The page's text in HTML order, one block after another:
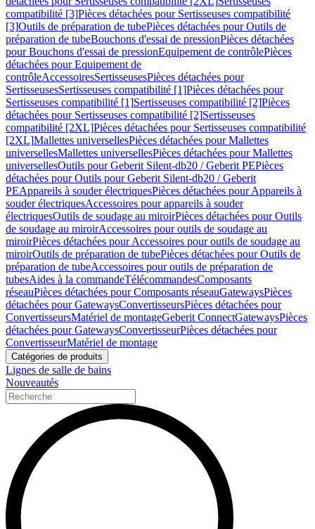
compatibilité [3]Pièces détachées pour Sertisseuses compatibilité
[3]Outils de préparation de tubePièces détachées pour Outils de
préparation de tubeBouchons d'essai de pressionPièces détachées
pour Bouchons d'essai de pressionEquipement de contrôlePièces
détachées pour Equipement de
contrôleAccessoiresSertisseusesPièces détachées pour
SertisseusesSertisseuses compatibilité [1]Pièces détachées pour
Sertisseuses compatibilité [1]Sertisseuses compatibilité [2]Pièces
détachées pour Sertisseuses compatibilité [2]Sertisseuses
compatibilité [2XL]Pièces détachées pour Sertisseuses compatibilité
[2XL]Mallettes universellesPièces détachées pour Mallettes
universellesMallettes universellesPièces détachées pour Mallettes
universellesOutils pour Geberit Silent-db20 / Geberit PEPièces
détachées pour Outils pour Geberit Silent-db20 / Geberit
PEAppareils à souder électriquesPièces détachées pour Appareils à
souder électriquesAccessoires pour appareils à souder
électriquesOutils de soudage au miroirPièces détachées pour Outils
de soudage au miroirAccessoires pour outils de soudage au
miroirPièces détachées pour Accessoires pour outils de soudage au
miroirOutils de préparation de tubePièces détachées pour Outils de
préparation de tubeAccessoires pour outils de préparation de
tubesAides à la commandeTélécommandesComposants
réseauPièces détachées pour Composants réseauGatewaysPièces
détachées pour GatewaysConvertisseursPièces détachées pour
ConvertisseursMatériel de montageGeberit ConnectGatewaysPièces
détachées pour GatewaysConvertisseurPièces détachées pour
ConvertisseurMatériel de montage
Catégories de produits
Lignes de salle de bains
Nouveautés